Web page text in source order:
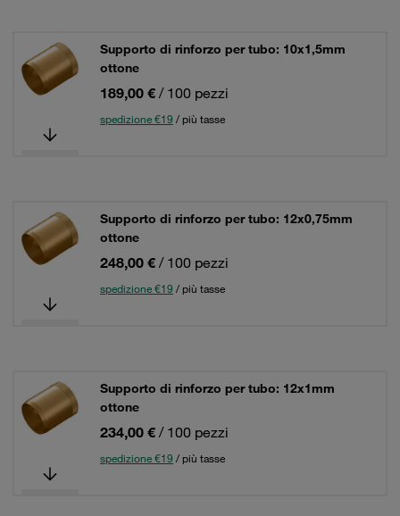
Supporto di rinforzo per tubo: 10x1,5mm
ottone
189,00 € / 100 pezzi
spedizione €19 / più tasse
Supporto di rinforzo per tubo: 12x0,75mm
ottone
248,00 € / 100 pezzi
spedizione €19 / più tasse
Supporto di rinforzo per tubo: 12x1mm
ottone
234,00 € / 100 pezzi
spedizione €19 / più tasse